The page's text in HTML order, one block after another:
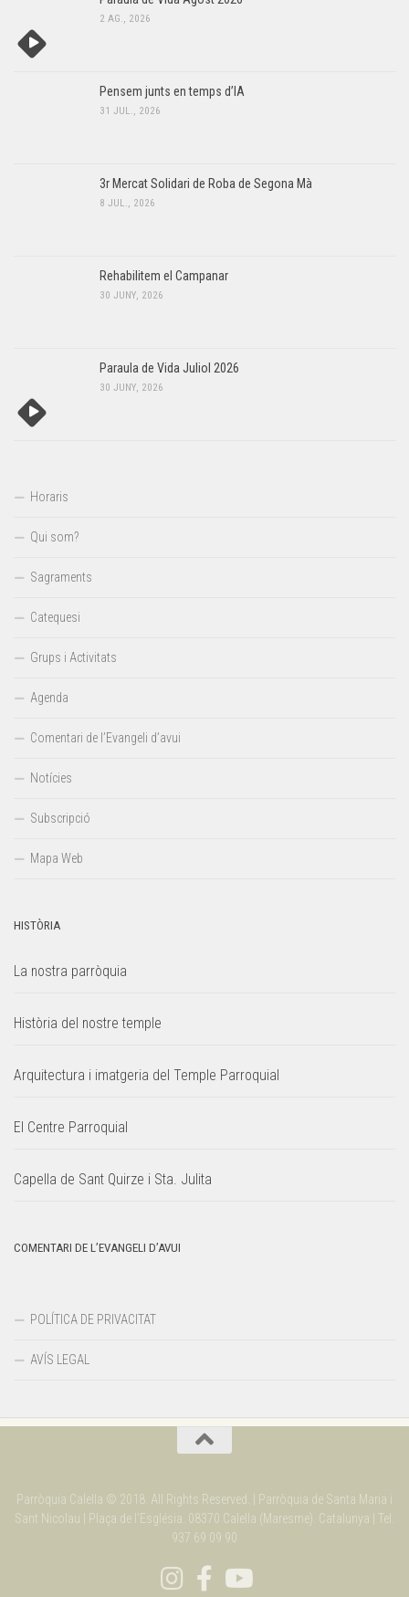
2 AG., 2026
Pensem junts en temps d’IA
31 JUL., 2026
3r Mercat Solidari de Roba de Segona Mà
8 JUL., 2026
Rehabilitem el Campanar
30 JUNY, 2026
Paraula de Vida Juliol 2026
30 JUNY, 2026
Horaris
Qui som?
Sagraments
Catequesi
Grups i Activitats
Agenda
Comentari de l’Evangeli d’avui
Notícies
Subscripció
Mapa Web
HISTÒRIA
La nostra parròquia
Història del nostre temple
Arquitectura i imatgeria del Temple Parroquial
El Centre Parroquial
Capella de Sant Quirze i Sta. Julita
COMENTARI DE L’EVANGELI D’AVUI
POLÍTICA DE PRIVACITAT
AVÍS LEGAL
Parròquia Calella © 2018. All Rights Reserved. | Parròquia de Santa Maria i
Sant Nicolau | Plaça de l'Església. 08370 Calella (Maresme). Catalunya | Tel.
937 69 09 90